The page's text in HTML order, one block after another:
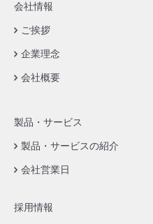
会社情報
ご挨拶
企業理念
会社概要
製品・サービス
製品・サービスの紹介
会社営業日
採用情報